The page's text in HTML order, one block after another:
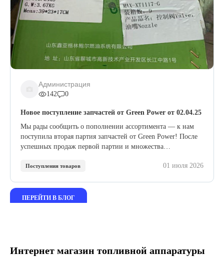
Администрация
142 0
Новое поступление запчастей от Green Power от 02.04.25
Мы рады сообщить о пополнении ассортимента — к нам
поступила вторая партия запчастей от Green Power! После
успешных продаж первой партии и множества
этим проверенным производителем.
Поступления товаров 01 июля 2026
ПЕРЕЙТИ В БЛОГ
Интернет магазин топливной аппаратуры